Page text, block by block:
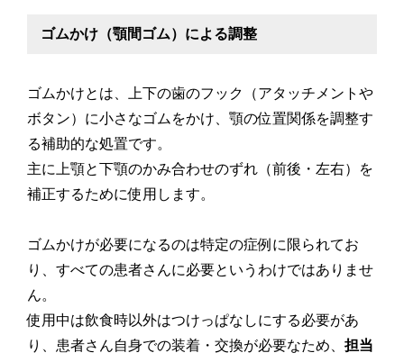
ゴムかけ（顎間ゴム）による調整
ゴムかけとは、上下の歯のフック（アタッチメントや
ボタン）に小さなゴムをかけ、顎の位置関係を調整す
る補助的な処置です。
主に上顎と下顎のかみ合わせのずれ（前後・左右）を
補正するために使用します。
ゴムかけが必要になるのは特定の症例に限られてお
り、すべての患者さんに必要というわけではありませ
ん。
使用中は飲食時以外はつけっぱなしにする必要があ
り、患者さん自身での装着・交換が必要なため、担当